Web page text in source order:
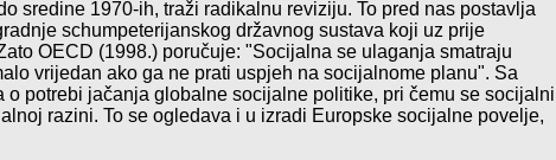
sredine 1970-ih, traži radikalnu reviziju. To pred nas postavlja
schumpeterijanskog državnog sustava koji uz prije
OECD (1998.) poručuje: "Socijalna se ulaganja smatraju
vrijedan ako ga ne prati uspjeh na socijalnome planu". Sa
potrebi jačanja globalne socijalne politike, pri čemu se socijalni
razini. To se ogledava i u izradi Europske socijalne povelje,